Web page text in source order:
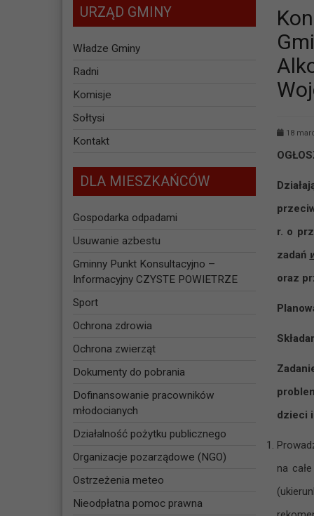
URZĄD GMINY
Władze Gminy
Radni
Komisje
Sołtysi
Kontakt
DLA MIESZKAŃCÓW
Gospodarka odpadami
Usuwanie azbestu
Gminny Punkt Konsultacyjno –
Informacyjny CZYSTE POWIETRZE
Sport
Ochrona zdrowia
Ochrona zwierząt
Dokumenty do pobrania
Dofinansowanie pracowników
młodocianych
Działalność pożytku publicznego
Organizacje pozarządowe (NGO)
Ostrzeżenia meteo
Nieodpłatna pomoc prawna
18
r. o
zadań
oraz
dzieci i
na